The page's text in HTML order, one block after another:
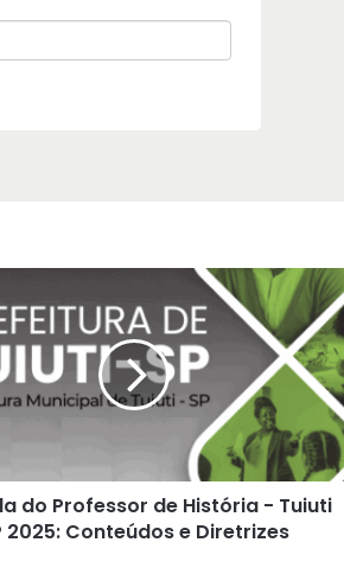
do Professor de História - Tuiuti
2025: Conteúdos e Diretrizes